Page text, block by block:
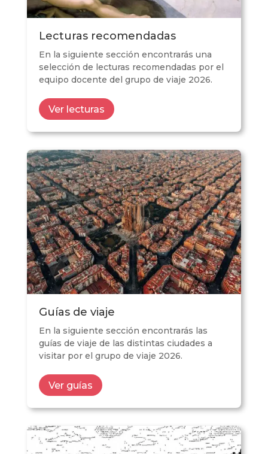
Lecturas recomendadas
En la siguiente sección encontrarás una
selección de lecturas recomendadas por el
equipo docente del grupo de viaje 2026.
Ver lecturas
Guías de viaje
En la siguiente sección encontrarás las
guías de viaje de las distintas ciudades a
visitar por el grupo de viaje 2026.
Ver guías